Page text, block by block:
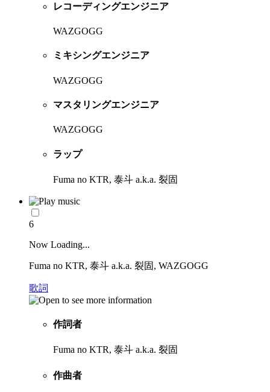
レコーディングエンジニア
WAZGOGG
ミキシングエンジニア
WAZGOGG
マスタリングエンジニア
WAZGOGG
ラップ
Fuma no KTR, 泰斗 a.k.a. 裂固
6
Now Loading...
Fuma no KTR, 泰斗 a.k.a. 裂固, WAZGOGG
歌詞
作詞者
Fuma no KTR, 泰斗 a.k.a. 裂固
作曲者